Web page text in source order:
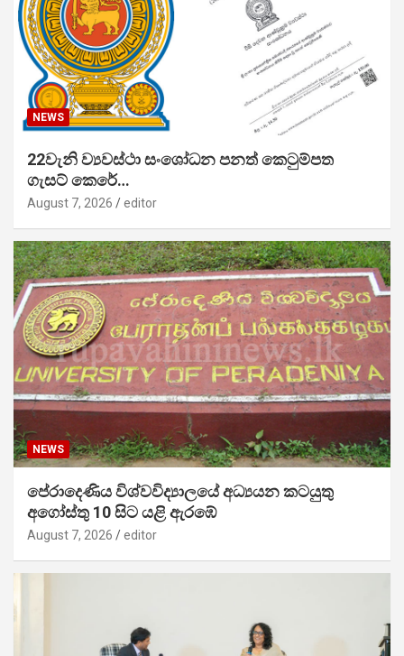
NEWS
22වැනි ව්‍යවස්ථා සංශෝධන පනත් කෙටුම්පත
ගැසට් කෙරේ…
August 7, 2026 editor
NEWS
පේරාදෙණිය විශ්වවිද්‍යාලයේ අධ්‍යයන කටයුතු
අගෝස්තු 10 සිට යළි ඇරඹේ
August 7, 2026 editor